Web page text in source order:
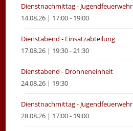
Dienstnachmittag - Jugendfeuerwehr
14.08.26 | 17:00 - 19:00
Dienstabend - Einsatzabteilung
17.08.26 | 19:30 - 21:30
Dienstabend - Drohneneinheit
24.08.26 | 19:30
Dienstnachmittag - Jugendfeuerwehr
28.08.26 | 17:00 - 19:00